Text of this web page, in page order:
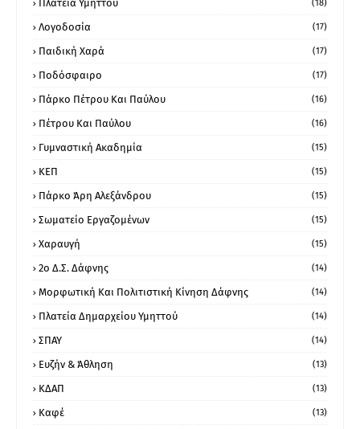
Πλατεία Υμηττού (18)
Λογοδοσία (17)
Παιδική Χαρά (17)
Ποδόσφαιρο (17)
Πάρκο Πέτρου Και Παύλου (16)
Πέτρου Και Παύλου (16)
Γυμναστική Ακαδημία (15)
ΚΕΠ (15)
Πάρκο Άρη Αλεξάνδρου (15)
Σωματείο Εργαζομένων (15)
Χαραυγή (15)
2ο Δ.Σ. Δάφνης (14)
Μορφωτική Και Πολιτιστική Κίνηση Δάφνης (14)
Πλατεία Δημαρχείου Υμηττού (14)
ΣΠΑΥ (14)
Ευζήν & Άθληση (13)
ΚΔΑΠ (13)
Καφέ (13)